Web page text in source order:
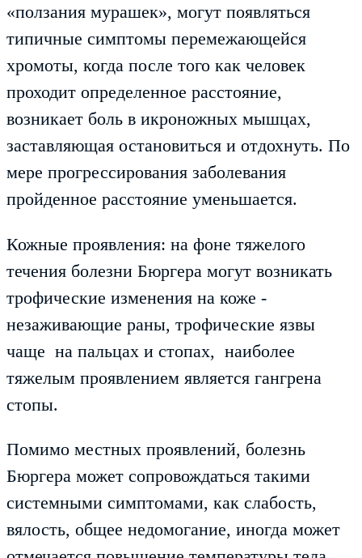
«ползания мурашек», могут появляться
типичные симптомы перемежающейся
хромоты, когда после того как человек
проходит определенное расстояние,
возникает боль в икроножных мышцах,
заставляющая остановиться и отдохнуть. По
мере прогрессирования заболевания
пройденное расстояние уменьшается.
Кожные проявления: на фоне тяжелого
течения болезни Бюргера могут возникать
трофические изменения на коже -
незаживающие раны, трофические язвы
чаще на пальцах и стопах, наиболее
тяжелым проявлением является гангрена
стопы.
Помимо местных проявлений, болезнь
Бюргера может сопровождаться такими
системными симптомами, как слабость,
вялость, общее недомогание, иногда может